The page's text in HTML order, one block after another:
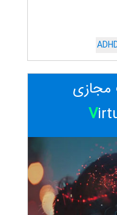
مجازی
V